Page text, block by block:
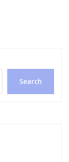
Search